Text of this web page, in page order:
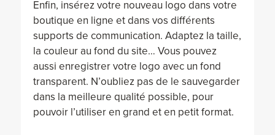
Enfin, insérez votre nouveau logo dans votre
boutique en ligne et dans vos différents
supports de communication. Adaptez la taille,
la couleur au fond du site… Vous pouvez
aussi enregistrer votre logo avec un fond
transparent. N’oubliez pas de le sauvegarder
dans la meilleure qualité possible, pour
pouvoir l’utiliser en grand et en petit format.